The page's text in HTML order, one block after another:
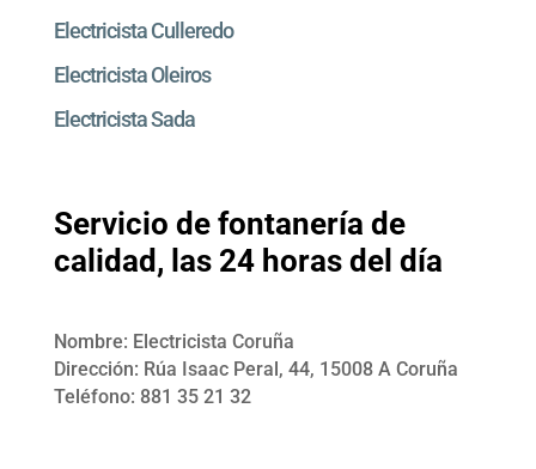
Electricista Culleredo
Electricista Oleiros
Electricista Sada
Servicio de fontanería de
calidad, las 24 horas del día
Nombre: Electricista Coruña
Dirección: Rúa Isaac Peral, 44, 15008 A Coruña
Teléfono: 881 35 21 32